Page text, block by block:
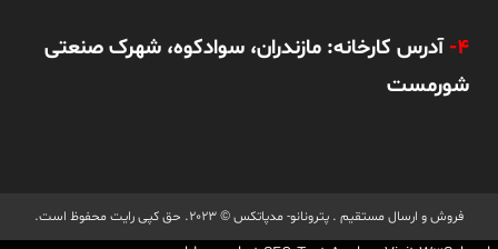
4- آدرس کارخانه: مازندران، سوادکوه، شهرک صنعتی
شورمست
فروش و ارسال مستقیم . پترونانو-مدپاتکس© 2023. حق کپی رایت محفوظ است.